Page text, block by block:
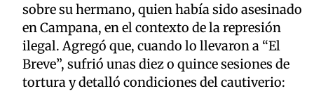
sobre su hermano, quien había sido asesinado
en Campana, en el contexto de la represión
ilegal. Agregó que, cuando lo llevaron a “El
Breve”, sufrió unas diez o quince sesiones de
tortura y detalló condiciones del cautiverio: